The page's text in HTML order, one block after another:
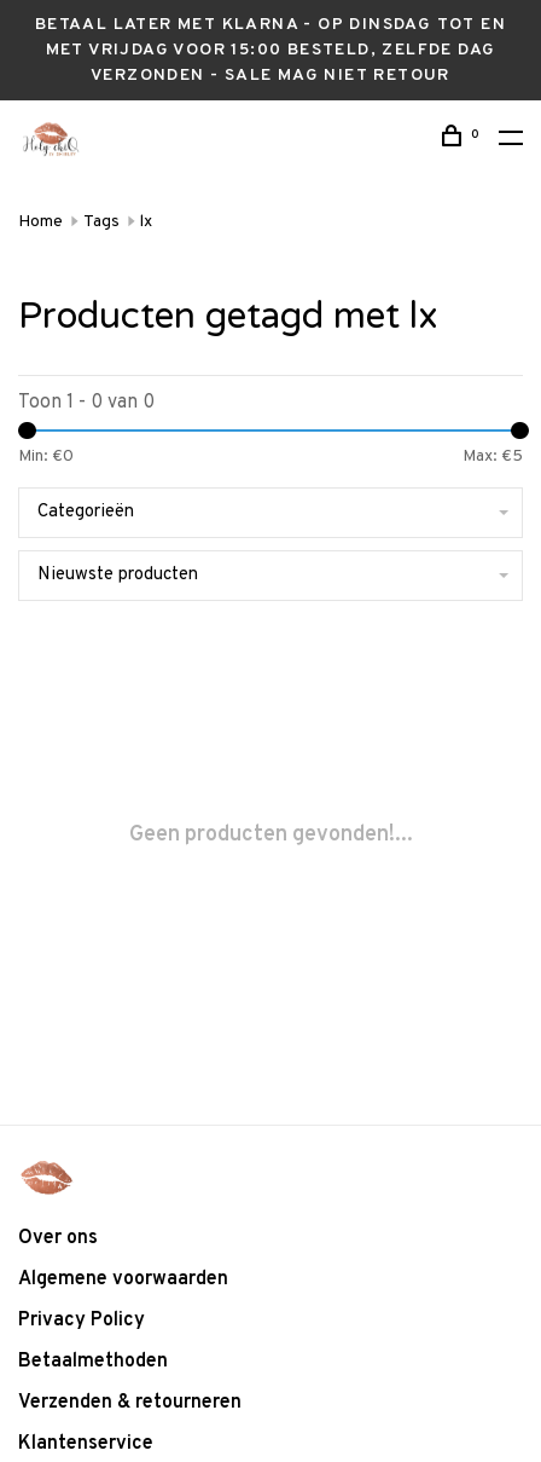
BETAAL LATER MET KLARNA - OP DINSDAG TOT EN
MET VRIJDAG VOOR 15:00 BESTELD, ZELFDE DAG
VERZONDEN - SALE MAG NIET RETOUR
0
Home Tags lx
Producten getagd met lx
Toon 1 - 0 van 0
Min: €0 Max: €5
Categorieën
Nieuwste producten
Geen producten gevonden!...
Over ons
Algemene voorwaarden
Privacy Policy
Betaalmethoden
Verzenden & retourneren
Klantenservice